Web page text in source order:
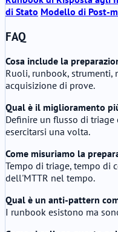
di Stato Modello di Post-
FAQ
Cosa include la
Ruoli, runbook,
acquisizione di prove.
Qual è il miglioramento
Definire un flusso di
esercitarsi una volta.
Come misuriamo la
Tempo di triage, tempo di
dell'MTTR nel tempo.
Qual è un anti-pattern
I runbook esistono ma